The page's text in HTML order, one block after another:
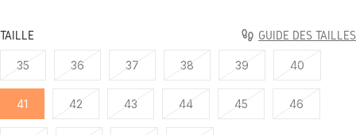
TAILLE GUIDE DES TAILLES
35 36 37 38 39 40
41 42 43 44 45 46